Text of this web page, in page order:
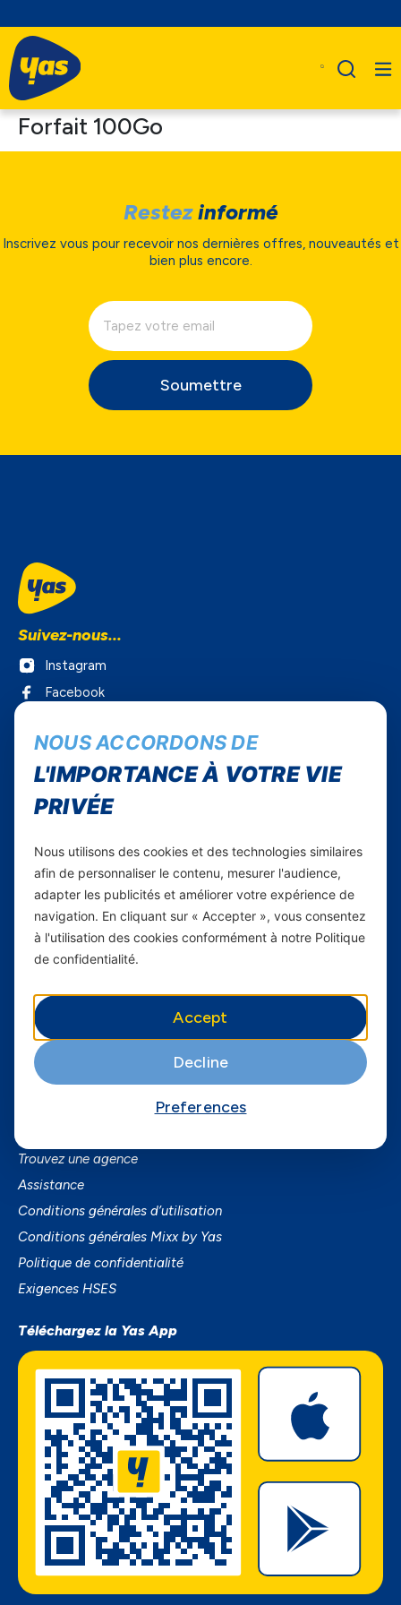
Forfait 100Go
Restezinformé
Inscrivez vous pour recevoir nos dernières offres, nouveautés et
bien plus encore.
Soumettre
Suivez-nous...
Instagram
Facebook
Youtube
Yas Sénégal
Yas en Afrique
Axian Telecom
Services
Fibre
Business
SmartPhones
Trouvez une agence
Assistance
Conditions générales d’utilisation
Conditions générales Mixx by Yas
Politique de confidentialité
Exigences HSES
Téléchargez la Yas App
NOUS ACCORDONS DE
L'IMPORTANCE À VOTRE VIE
PRIVÉE
Nous utilisons des cookies et des technologies similaires
afin de personnaliser le contenu, mesurer l'audience,
adapter les publicités et améliorer votre expérience de
navigation. En cliquant sur « Accepter », vous consentez
à l'utilisation des cookies conformément à notre Politique
de confidentialité.
Accept
Decline
Preferences